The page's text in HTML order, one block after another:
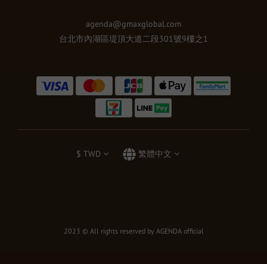
agenda@gmaxglobal.com
台北市內湖區堤頂大道二段301號9樓之1
$ TWD 繁體中文
2023 © All rights reserved by AGENDA official